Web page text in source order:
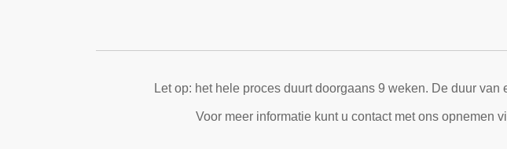
Let op: het hele proces duurt doorgaans 9 weken. De duur
Voor meer informatie kunt u contact met ons opnemen